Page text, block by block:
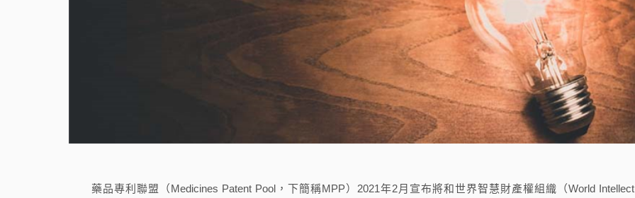
藥品專利聯盟（Medicines Patent Pool，下簡稱MPP）2021年2月宣布將和世界智慧財產權組織（World